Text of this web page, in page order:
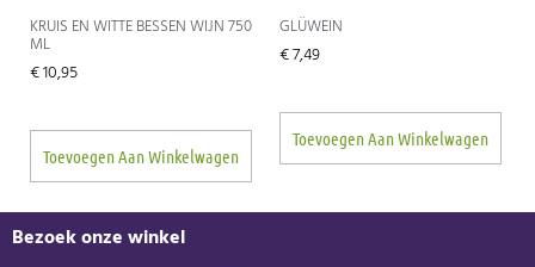
KRUIS EN WITTE BESSEN WIJN 750
ML
€10,95
Toevoegen Aan Winkelwagen
GLÜWEIN
€7,49
Toevoegen Aan Winkelwagen
Bezoek onze winkel